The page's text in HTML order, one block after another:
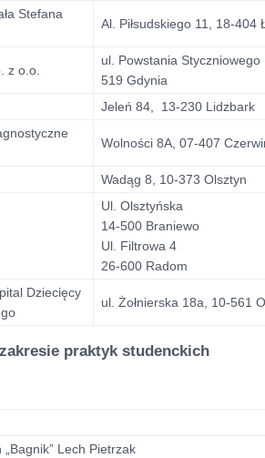
Stefana
Al. Piłsudskiego 11, 18-404
z o.o.
ul. Powstania Styczniowego
519 Gdynia
Jeleń 84, 13-230 Lidzbark
Wolności 8A, 07-407
Wadąg 8, 10-373 Olsztyn
Ul. Olsztyńska
14-500 Braniewo
Ul. Filtrowa 4
26-600 Radom
Dziecięcy
ul. Żołnierska 18a, 10-561
praktyk studenckich
Lech Pietrzak